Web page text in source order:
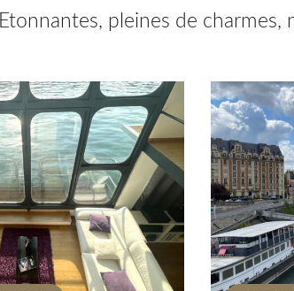
Etonnantes, pleines de